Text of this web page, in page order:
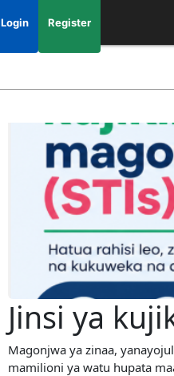
Login Register
Jinsi ya
Magonjwa ya zinaa,
mamilioni ya watu hupata